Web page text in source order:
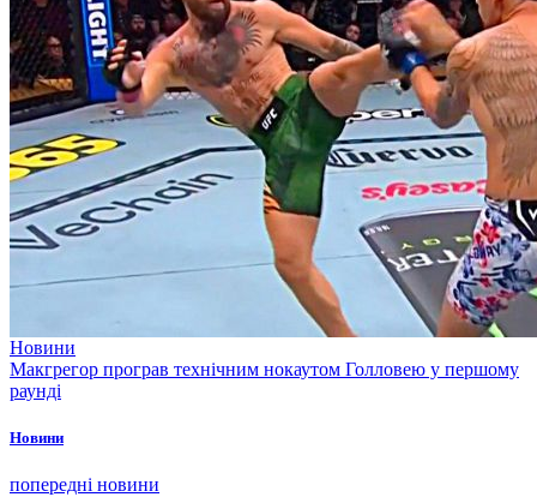
Новини
Макгрегор програв технічним нокаутом Голловею у першому
раунді
Новини
попередні новини